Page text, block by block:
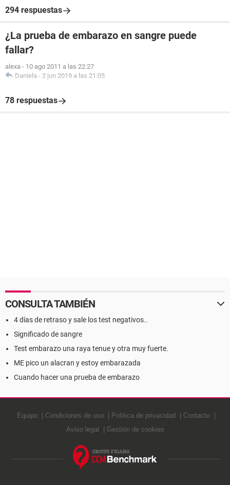
294 respuestas
¿La prueba de embarazo en sangre puede
fallar?
alexa - 10 ago 2011 a las 22:27
Daniela - 2 jun 2019 a las 21:05
78 respuestas
CONSULTA TAMBIÉN
4 días de retraso y sale los test negativos..
Significado de sangre
Test embarazo una raya tenue y otra muy fuerte.
ME pico un alacran y estoy embarazada
Cuando hacer una prueba de embarazo
Equipo Condiciones de uso Política de privacidad
Contacto
Aviso legal
Gestión de cookies